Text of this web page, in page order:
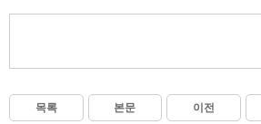
목록 본문 이전